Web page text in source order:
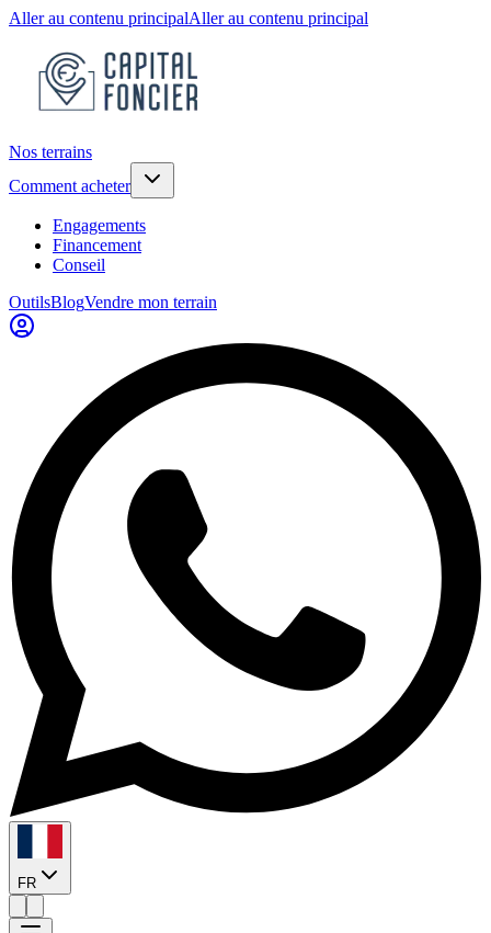
Aller au contenu principalAller au contenu principal
Nos terrains
Comment acheter
Engagements
Financement
Conseil
OutilsBlogVendre mon terrain
FR